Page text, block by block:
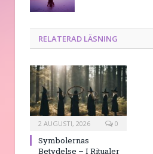
RELATERAD LÄSNING
2 AUGUSTI, 2026 0
Symbolernas
Betydelse – I Ritualer